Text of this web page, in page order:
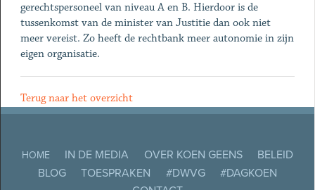
gerechtspersoneel van niveau A en B. Hierdoor is de
tussenkomst van de minister van Justitie dan ook niet
meer vereist. Zo heeft de rechtbank meer autonomie in zijn
eigen organisatie.
Terug naar het overzicht
HOME IN DE MEDIA OVER KOEN GEENS
BELEID
BLOG
TOESPRAKEN #DWVG
#DAGKOEN